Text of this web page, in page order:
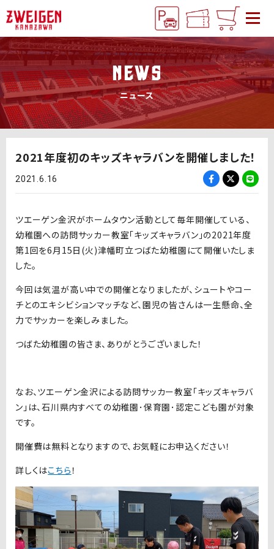
NEWS
ニュース
2021年度初のキッズキャラバンを開催しました！
2021.6.16
ツエーゲン金沢がホームタウン活動として毎年開催している、
幼稚園への訪問サッカー教室「キッズキャラバン」の2021年度
第1回を6月15日(火)津幡町立つばた幼稚園にて開催いたしま
した。
今回は気温が高い中での開催となりましたが、シュートやコー
チとのエキシビションマッチなど、園児の皆さんは一生懸命、全
力でサッカーを楽しみました。
つばた幼稚園の皆さま、ありがとうございました！
なお、ツエーゲン金沢による訪問サッカー教室「キッズキャラバ
ン」は、石川県内すべての幼稚園･保育園･認定こども園が対象
です。
開催費は無料となりますので、お気軽にお申込ください！
詳しくはこちら！